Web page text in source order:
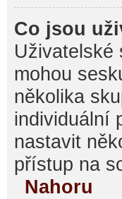
Co jsou
Uživatelské
mohou
několika
individuální
nastavit
přístup na
Nahoru